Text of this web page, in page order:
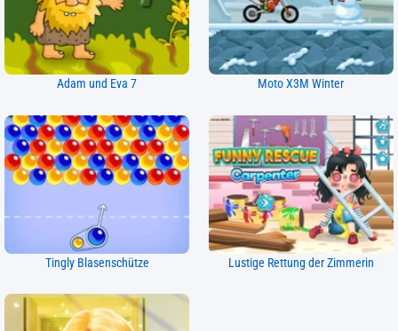
Adam und Eva 7 Moto X3M Winter
Tingly Blasenschütze Lustige Rettung der Zimmerin